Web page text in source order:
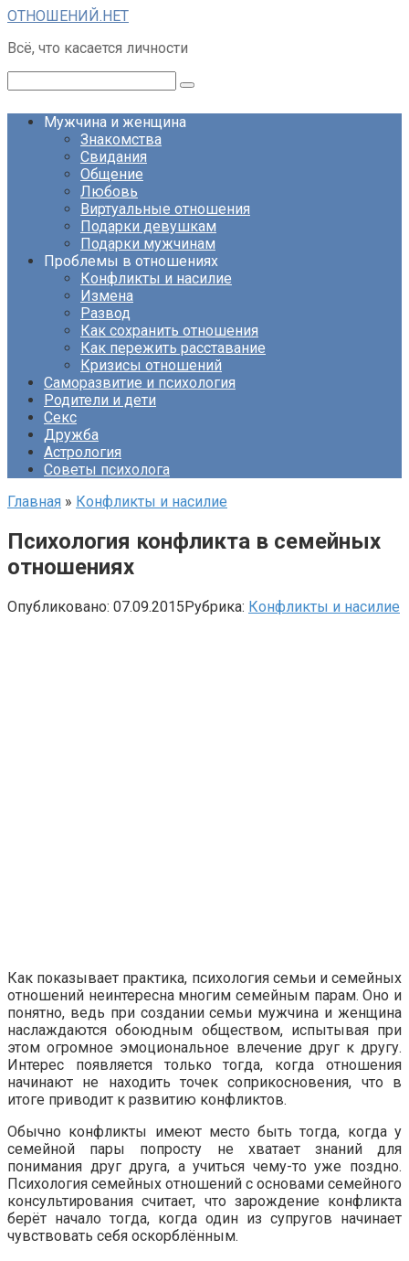
Перейти
контенту
ОТНОШЕНИЙ.НЕТ
Всё, что касается личности
Мужчина и женщина
Знакомства
Свидания
Общение
Любовь
Виртуальные отношения
Подарки девушкам
Подарки мужчинам
Проблемы в отношениях
Конфликты и насилие
Измена
Развод
Как сохранить отношения
Как пережить расставание
Кризисы отношений
Саморазвитие и психология
Родители и дети
Секс
Дружба
Астрология
Советы психолога
Главная » Конфликты и насилие
Психология конфликта в семейных
отношениях
Опубликовано: 07.09.2015Рубрика: Конфликты и насилие
Как показывает практика, психология семьи и семейных
отношений неинтересна многим семейным парам. Оно и
понятно, ведь при создании семьи мужчина и женщина
наслаждаются обоюдным обществом, испытывая при
этом огромное эмоциональное влечение друг к другу.
Интерес появляется только тогда, когда отношения
начинают не находить точек соприкосновения, что в
итоге приводит к развитию конфликтов.
Обычно конфликты имеют место быть тогда, когда у
семейной пары попросту не хватает знаний для
понимания друг друга, а учиться чему-то уже поздно.
Психология семейных отношений с основами семейного
консультирования считает, что зарождение конфликта
берёт начало тогда, когда один из супругов начинает
чувствовать себя оскорблённым.